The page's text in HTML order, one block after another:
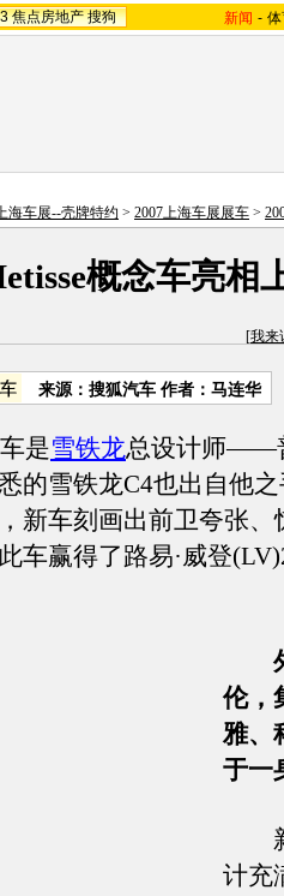
焦点房地产 搜狗 新闻 -
海车展--壳牌特约 > 2007上海车展展车 >
概念车亮相
[我来
来源：搜狐汽车 作者：马连华
是雪铁龙总设计师——
的雪铁龙C4也出自他
新车刻画出前卫夸张、
赢得了路易·威登
伦，
雅、
于一
新
计充